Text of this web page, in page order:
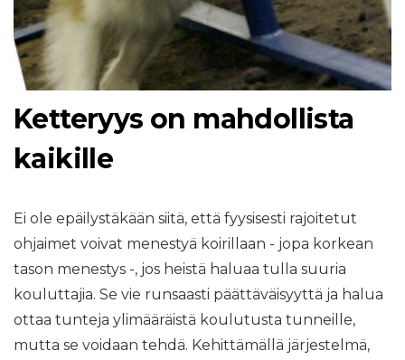
Ketteryys on mahdollista
kaikille
Ei ole epäilystäkään siitä, että fyysisesti rajoitetut
ohjaimet voivat menestyä koirillaan - jopa korkean
tason menestys -, jos heistä haluaa tulla suuria
kouluttajia. Se vie runsaasti päättäväisyyttä ja halua
ottaa tunteja ylimääräistä koulutusta tunneille,
mutta se voidaan tehdä. Kehittämällä järjestelmä,